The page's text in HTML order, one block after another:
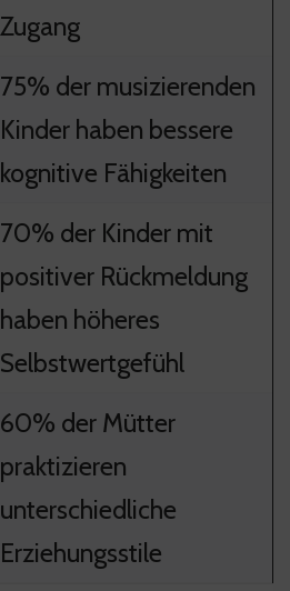
Zugang
75% der musizierenden
Kinder haben bessere
kognitive Fähigkeiten
70% der Kinder mit
positiver Rückmeldung
haben höheres
Selbstwertgefühl
60% der Mütter
praktizieren
unterschiedliche
Erziehungsstile